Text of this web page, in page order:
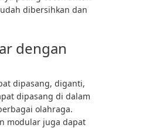
dibersihkan dan
dengan
dipasang, diganti,
dipasang di dalam
olahraga.
modular juga dapat